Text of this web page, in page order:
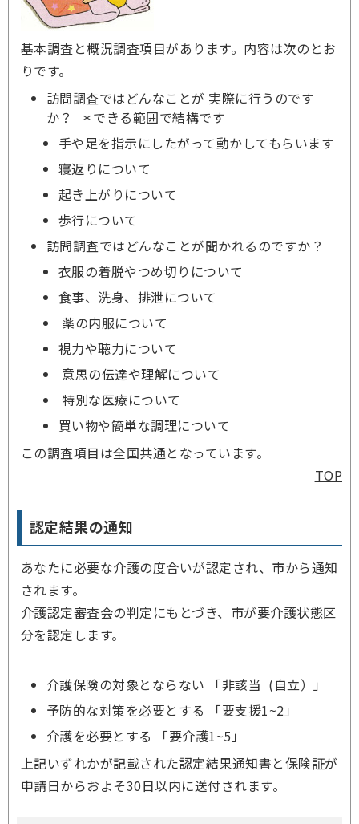
基本調査と概況調査項目があります。内容は次のとお
りです。
訪問調査ではどんなことが 実際に行うのです
か？ ＊できる範囲で結構です
手や足を指示にしたがって動かしてもらいます
寝返りについて
起き上がりについて
歩行について
訪問調査ではどんなことが聞かれるのですか？
衣服の着脱やつめ切りについて
食事、洗身、排泄について
薬の内服について
視力や聴力について
意思の伝達や理解について
特別な医療について
買い物や簡単な調理について
この調査項目は全国共通となっています。
TOP
認定結果の通知
あなたに必要な介護の度合いが認定され、市から通知
されます。
介護認定審査会の判定にもとづき、市が要介護状態区
分を認定します。
介護保険の対象とならない 「非該当 (自立）」
予防的な対策を必要とする 「要支援1~2」
介護を必要とする 「要介護1~5」
上記いずれかが記載された認定結果通知書と保険証が
申請日からおよそ30日以内に送付されます。